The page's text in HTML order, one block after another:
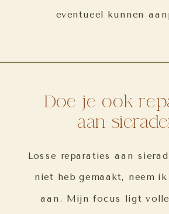
Losse reparaties aan
niet heb gemaakt, neem
aan. Mijn focus ligt
Doe je ook
aan
eventueel kunnen